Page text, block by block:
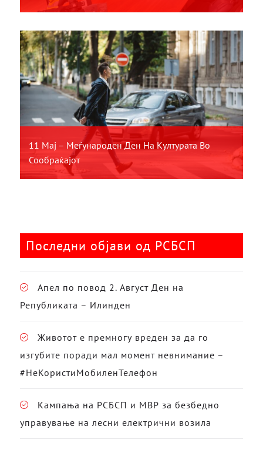
11 Мај – Меѓународен Ден На Културата Во
Сообраќајот
Последни објави од РСБСП
Апел по повод 2. Август Ден на
Републиката – Илинден
Животот е премногу вреден за да го
изгубите поради мал момент невнимание –
#НеКористиМобиленТелефон
Кампања на РСБСП и МВР за безбедно
управување на лесни електрични возила